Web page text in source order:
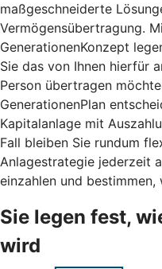
maßgeschneiderte
Vermögensübertragung.
GenerationenKonzept
Sie das von Ihnen hierfür
Person übertragen
GenerationenPlan
Kapitalanlage mit
Fall bleiben Sie rundum
Anlagestrategie jederzeit
einzahlen und
Sie legen fest,
wird